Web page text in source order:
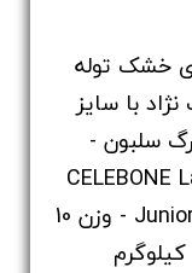
خشک توله
با سایز
سلبون -
CELEBONE
Junior DOG - وزن 10
کیلوگرم